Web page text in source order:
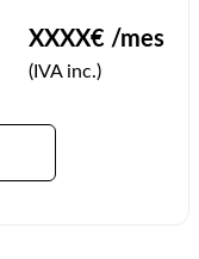
XXXX€ /mes
(IVA inc.)